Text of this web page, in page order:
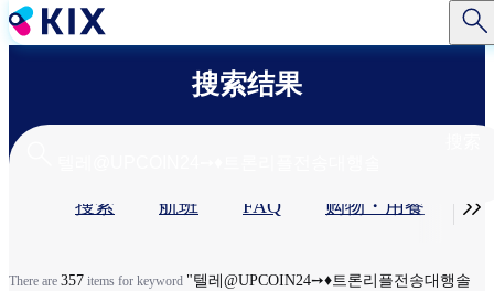
跳
转
内
容
搜索结果
签
搜索 航班 FAQ 购物・用餐​ 服

There are 357 items for keyword "텔레@UPCOIN24➙♦트론리플전송대행솔